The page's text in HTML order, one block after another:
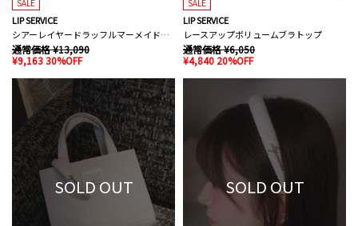
SALE
LIP SERVICE
シアーレイヤードラッフルマーメイドスカート
通常価格 ¥13,090
¥9,163 30%OFF
SALE
LIP SERVICE
レースアップボリュームブラトップ
通常価格 ¥6,050
¥4,840 20%OFF
SOLD OUT SOLD OUT